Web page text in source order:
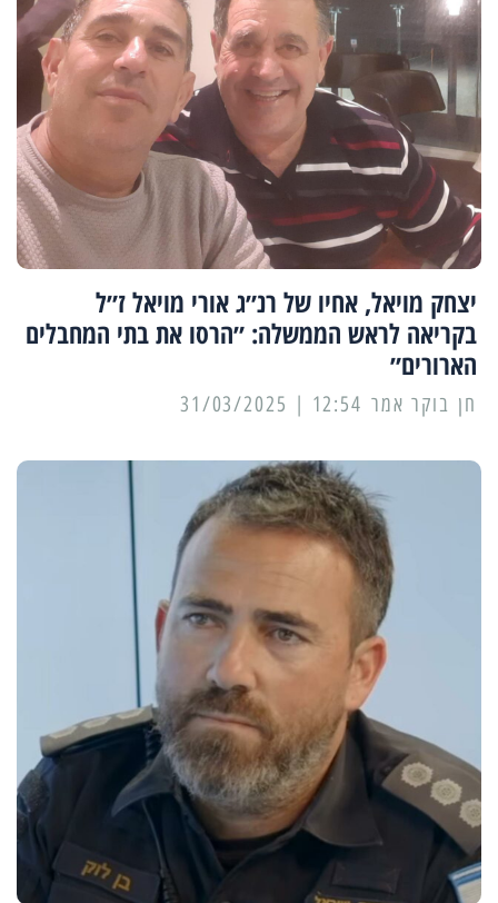
יצחק מויאל, אחיו של רנ״ג אורי מויאל ז״ל
בקריאה לראש הממשלה: ״הרסו את בתי המחבלים
הארורים״
12:54 | 31/03/2025